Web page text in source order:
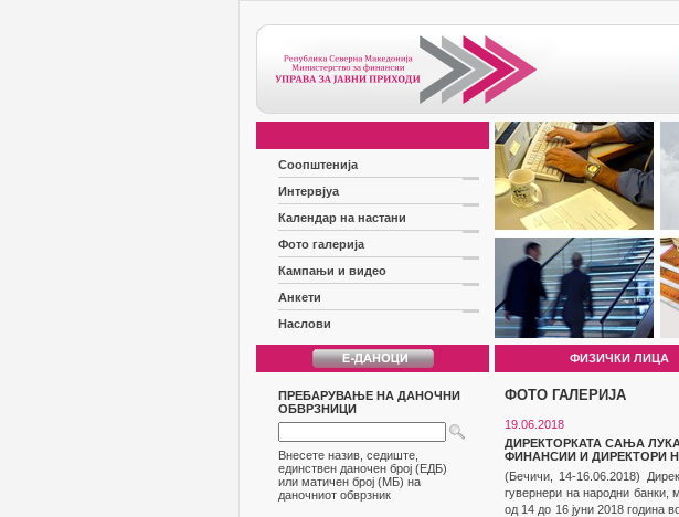
Соопштенија
Интервјуа
Календар на настани
Фото галерија
Кампањи и видео
Анкети
Наслови
ФИЗИЧКИ ЛИЦА
ПРЕБАРУВАЊЕ НА ДАНОЧНИ
ОБВРЗНИЦИ
Внесете назив, седиште,
единствен даночен број (ЕДБ)
или матичен број (МБ) на
даночниот обврзник
ФОТО ГАЛЕРИЈА
19.06.2018
ДИРЕКТОРКАТА САЊА
ФИНАНСИИ И ДИРЕКТОРИ
(Бечичи, 14-16.06.2018)
гувернери на народни банки,
од 14 до 16 јуни 2018 година